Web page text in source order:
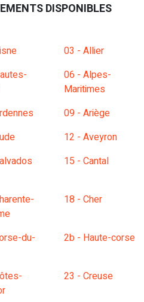
DISPONIBLES
03 - Allier
06 - Alpes-
Maritimes
09 - Ariège
12 - Aveyron
15 - Cantal
18 - Cher
du-
2b - Haute-corse
23 - Creuse